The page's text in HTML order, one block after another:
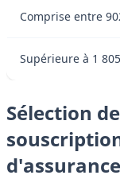
Comprise entre
Supérieure à 1
Sélection